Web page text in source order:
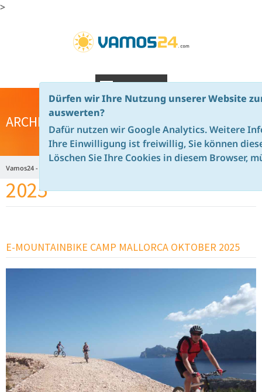
>
NAVIGATION
ARCHIV
Vamos24 - de
2025
E-MOUNTAINBIKE CAMP MALLORCA OKTOBER 2025
Dürfen wir Ihre Nutzung unserer Website
auswerten?
Dafür nutzen wir Google Analytics. Weitere
Ihre Einwilligung ist freiwillig, Sie können
Löschen Sie Ihre Cookies in diesem Browser,